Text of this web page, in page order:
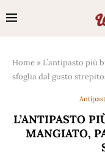
Home » L’antipasto più
sfoglia dal gusto
L’ANTIPASTO
MANGIATO,